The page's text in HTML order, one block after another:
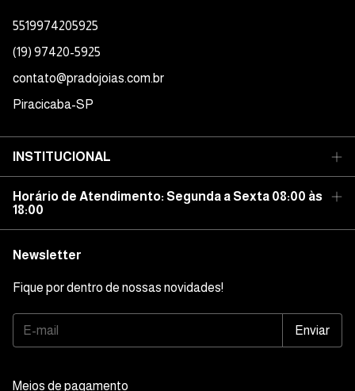
5519974205925
(19) 97420-5925
contato@pradojoias.com.br
Piracicaba-SP
INSTITUCIONAL
Horário de Atendimento: Segunda a Sexta 08:00 às
18:00
Newsletter
Fique por dentro de nossas novidades!
Meios de pagamento